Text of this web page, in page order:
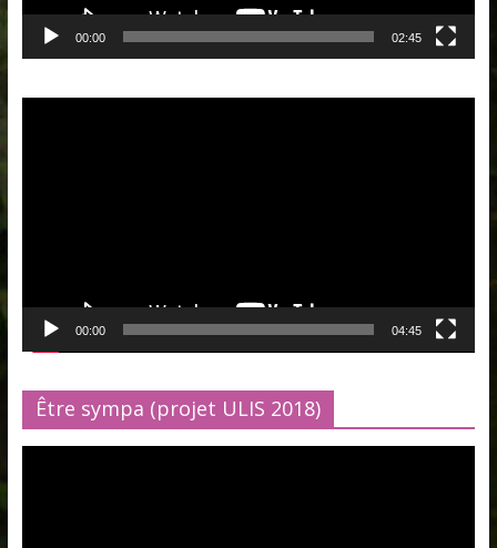
00:00 02:45
00:00 04:45
Être sympa (projet ULIS 2018)